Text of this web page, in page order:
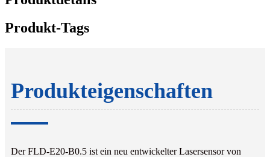
Produkt-Tags
Produkteigenschaften
Der FLD-E20-B0.5 ist ein neu entwickelter Lasersensor von